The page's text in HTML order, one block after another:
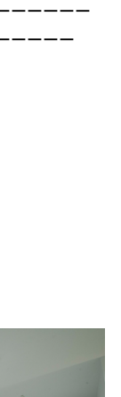
ーーーーー
ーーーー